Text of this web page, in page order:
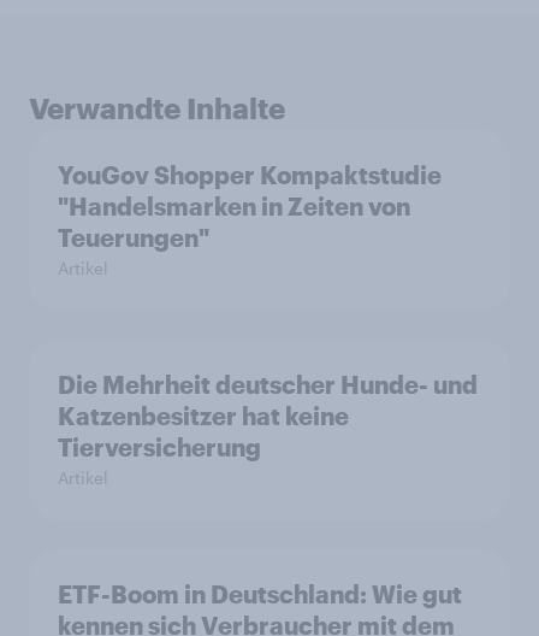
Verwandte Inhalte
YouGov Shopper Kompaktstudie
"Handelsmarken in Zeiten von
Teuerungen"
Artikel
Die Mehrheit deutscher Hunde- und
Katzenbesitzer hat keine
Tierversicherung
Artikel
ETF-Boom in Deutschland: Wie gut
kennen sich Verbraucher mit dem